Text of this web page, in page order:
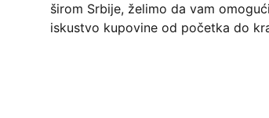
širom Srbije, želimo da vam
iskustvo kupovine od početka do